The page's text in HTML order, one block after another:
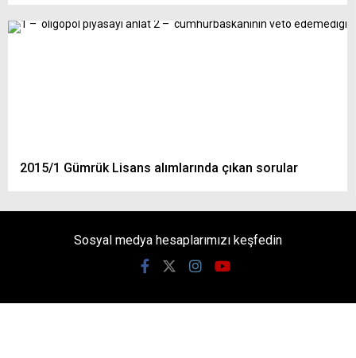
2015/1 Gümrük Lisans alımlarında çıkan sorular
Sosyal medya hesaplarımızı keşfedin